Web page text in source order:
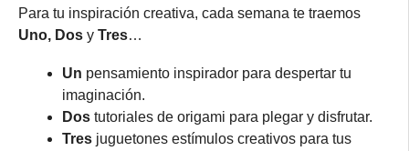
Para tu inspiración creativa, cada semana te traemos
Uno, Dos y Tres…
Un pensamiento inspirador para despertar tu
imaginación.
Dos tutoriales de origami para plegar y disfrutar.
Tres juguetones estímulos creativos para tus